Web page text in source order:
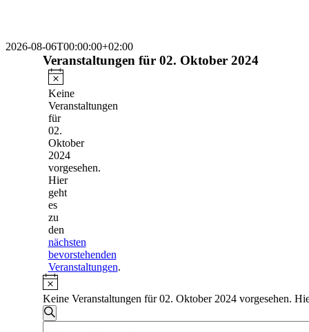
2026-08-06T00:00:00+02:00
Veranstaltungen für 02. Oktober 2024
Hinweis
Keine
Veranstaltungen
für
02.
Oktober
2024
vorgesehen.
Hier
geht
es
zu
den
nächsten
bevorstehenden
Veranstaltungen.
Hinweis
Keine Veranstaltungen für 02. Oktober 2024 vorgesehen.
Veranstaltungen
Suche